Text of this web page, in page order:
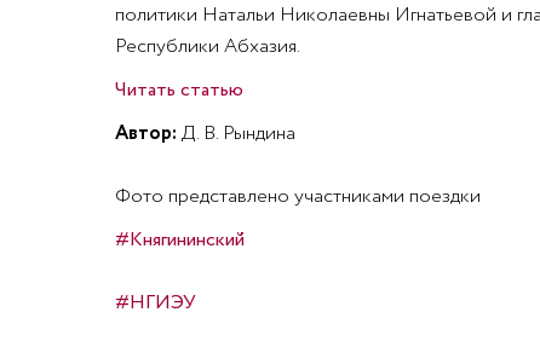
политики Натальи Николаевны Игнатьевой и
Республики Абхазия.
Читать статью
Автор: Д. В. Рындина
Фото представлено участниками поездки
#Княгининский
#НГИЭУ